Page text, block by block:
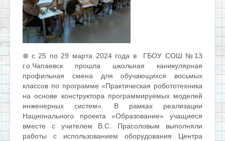
⊗ с 25 по 29 марта 2024 года в ГБОУ СОШ №13
г.о.Чапаевск прошла школьная каникулярная
профильная смена для обучающихся восьмых
классов по программе «Практическая робототехника
на основе конструктора программируемых моделей
инженерных систем». В рамках реализации
Национального проекта «Образование» учащиеся
вместе с учителем В.С. Прасоловым выполняли
работы с использованием оборудования Центра